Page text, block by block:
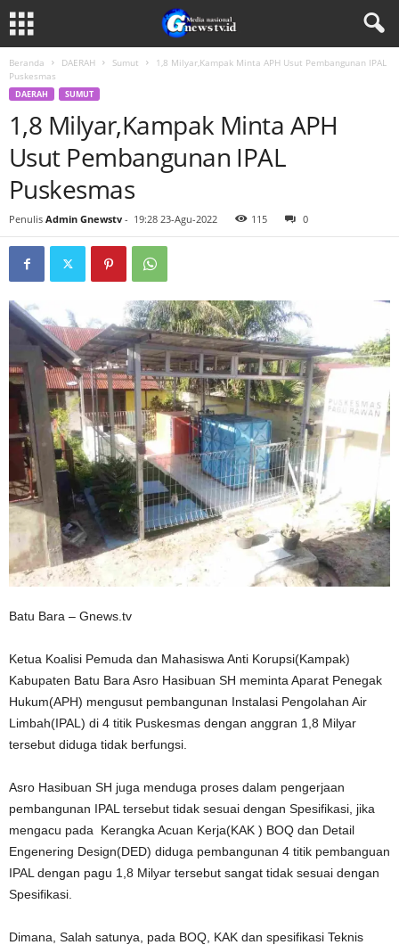
Beranda DAERAH Sumut
1,8 Milyar,Kampak Minta APH Usut Pembangunan IPAL
Puskesmas
DAERAH SUMUT
1,8 Milyar,Kampak Minta APH
Usut Pembangunan IPAL
Puskesmas
Penulis Admin Gnewstv - 19:28 23-Agu-2022 115 0
Batu Bara – Gnews.tv
Ketua Koalisi Pemuda dan Mahasiswa Anti Korupsi(Kampak)
Kabupaten Batu Bara Asro Hasibuan SH meminta Aparat Penegak
Hukum(APH) mengusut pembangunan Instalasi Pengolahan Air
Limbah(IPAL) di 4 titik Puskesmas dengan anggran 1,8 Milyar
tersebut diduga tidak berfungsi.
Asro Hasibuan SH juga menduga proses dalam pengerjaan
pembangunan IPAL tersebut tidak sesuai dengan Spesifikasi, jika
mengacu pada Kerangka Acuan Kerja(KAK ) BOQ dan Detail
Engenering Design(DED) diduga pembangunan 4 titik pembanguan
IPAL dengan pagu 1,8 Milyar tersebut sangat tidak sesuai dengan
Spesifikasi.
Dimana, Salah satunya, pada BOQ, KAK dan spesifikasi Teknis